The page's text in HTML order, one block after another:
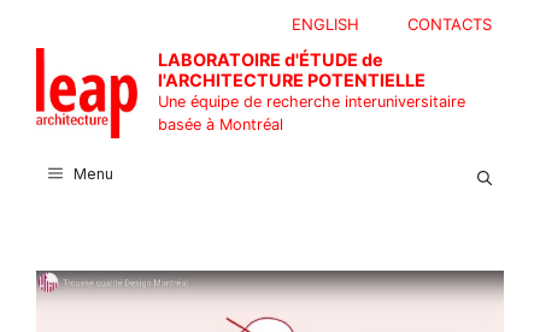
contenu
CONTACTS
ENGLISH
LABORATOIRE d'ÉTUDE de
l'ARCHITECTURE POTENTIELLE
Une équipe de recherche interuniversitaire
basée à Montréal
Menu